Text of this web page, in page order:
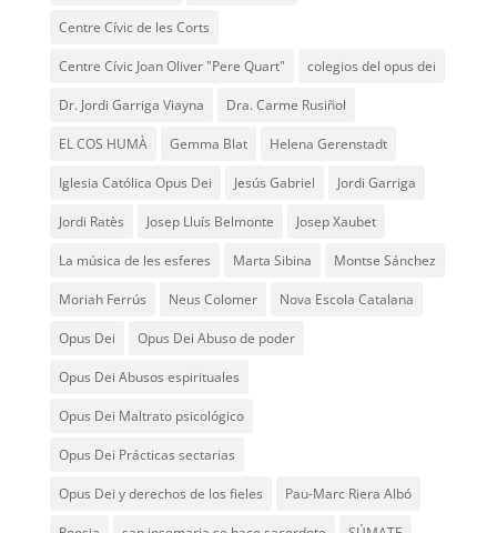
Centre Cívic de les Corts
Centre Cívic Joan Oliver "Pere Quart" colegios del opus dei
Dr. Jordi Garriga Viayna Dra. Carme Rusiñol
EL COS HUMÀ Gemma Blat Helena Gerenstadt
Iglesia Católica Opus Dei Jesús Gabriel Jordi Garriga
Jordi Ratès Josep Lluís Belmonte Josep Xaubet
La música de les esferes Marta Sibina Montse Sánchez
Moriah Ferrús Neus Colomer Nova Escola Catalana
Opus Dei Opus Dei Abuso de poder
Opus Dei Abusos espirituales
Opus Dei Maltrato psicológico
Opus Dei Prácticas sectarias
Opus Dei y derechos de los fieles Pau-Marc Riera Albó